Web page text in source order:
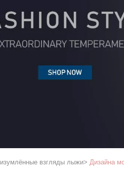
изумлённые взгляды лыжи> Дизайна